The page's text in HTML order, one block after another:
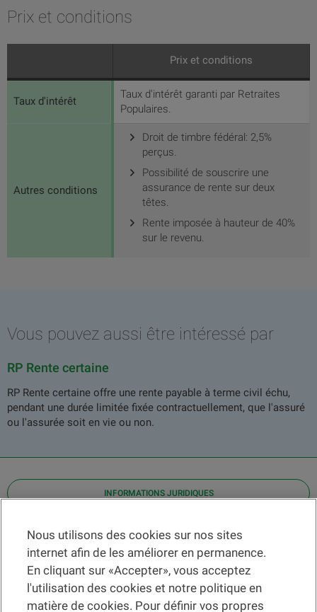
Prix et conditions
Prix et conditions
Taux d'intérêt
Taux d'intérêt garanti par Retraites
Populaires.
Autres conditions
Droit de timbre fédéral: 2,5%
perçus.
Possibilité de souscrire une
assurance de rente sur deux
têtes.
Rente imposée à hauteur de 40%
sur le revenu.
Vous pouvez aussi être intéressé par
RP Rente certaine
RP Rente certaine offre une rente payable à terme civil échu,
pendant une durée limitée fixée contractuellement, que l'assuré
ou l'assurée soit en vie ou non.
INFORMATIONS JURIDIQUES
Contact
Localiser une agence
Aide
Actualités
Nous utilisons des cookies sur nos sites
internet afin de les améliorer en permanence.
En cliquant sur «Accepter», vous acceptez
l'utilisation des cookies et notre politique en
matière de cookies. Pour définir vos propres